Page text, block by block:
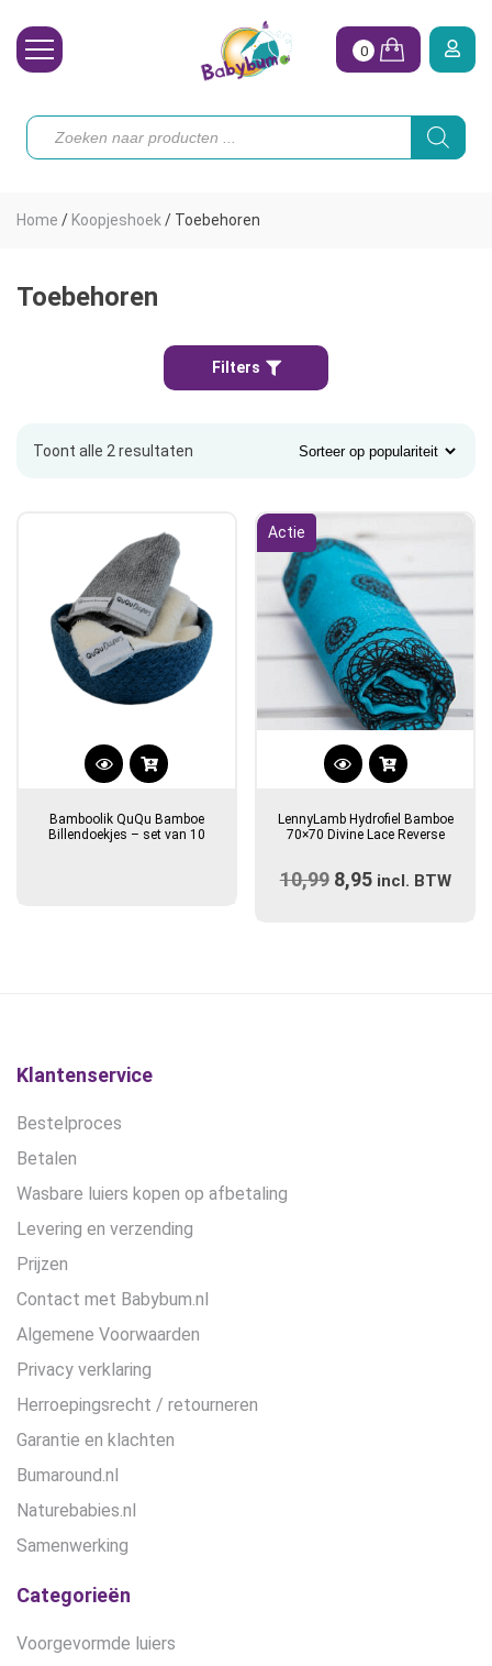
Toebehoren
Koopjes
0
Producten
zoeken
Home / Koopjeshoek / Toebehoren
Toebehoren
Filters
Toont alle 2 resultaten
Bamboolik QuQu Bamboe
Billendoekjes – set van 10
Actie
LennyLamb Hydrofiel Bamboe
70×70 Divine Lace Reverse
10,99 Oorspronkelijke
8,95Huidige
incl. BTW
Klantenservice
Bestelproces
Betalen
Wasbare luiers kopen op afbetaling
Levering en verzending
Prijzen
Contact met Babybum.nl
Algemene Voorwaarden
Privacy verklaring
Herroepingsrecht / retourneren
Garantie en klachten
Bumaround.nl
Naturebabies.nl
Samenwerking
Categorieën
Voorgevormde luiers